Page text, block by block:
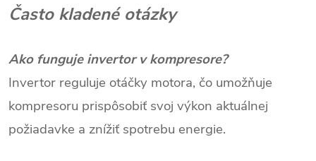
Často kladené otázky
Ako funguje invertor v kompresore?
Invertor reguluje otáčky motora, čo umožňuje
kompresoru prispôsobiť svoj výkon aktuálnej
požiadavke a znížiť spotrebu energie.